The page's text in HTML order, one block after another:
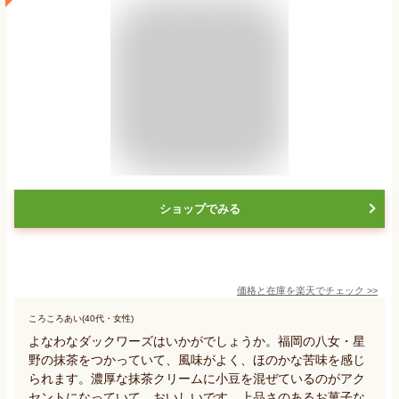
ショップでみる
価格と在庫を楽天でチェック >>
ころころあい(40代・女性)
よなわなダックワーズはいかがでしょうか。福岡の八女・星
野の抹茶をつかっていて、風味がよく、ほのかな苦味を感じ
られます。濃厚な抹茶クリームに小豆を混ぜているのがアク